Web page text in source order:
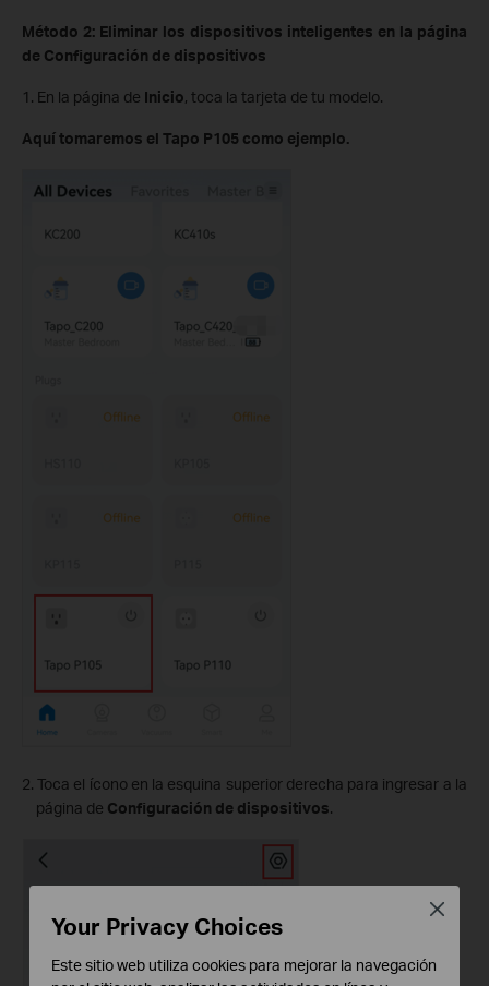
Método 2: Eliminar los dispositivos inteligentes en la página
de Configuración de dispositivos
1. En la página de Inicio, toca la tarjeta de tu modelo.
Aquí tomaremos el Tapo P105 como ejemplo.
2. Toca el ícono en la esquina superior derecha para ingresar a la
página de Configuración de dispositivos.
Your Privacy Choices
Este sitio web utiliza cookies para mejorar la navegación
Close